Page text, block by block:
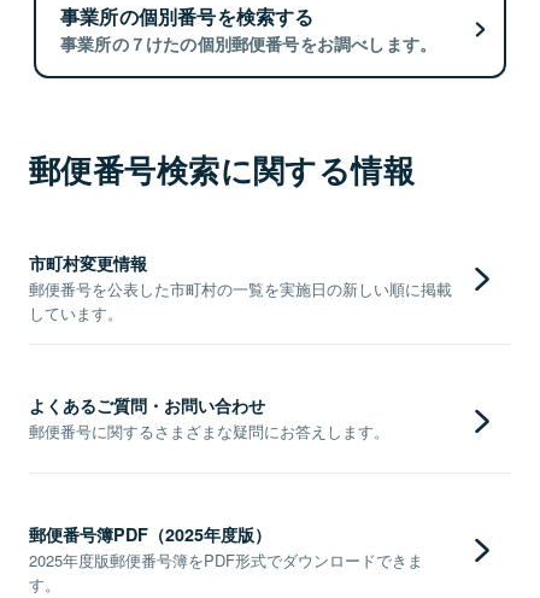
事業所の個別番号を検索する
事業所の７けたの個別郵便番号をお調べします。
郵便番号検索に関する情報
市町村変更情報
郵便番号を公表した市町村の一覧を実施日の新しい順に掲載
しています。
よくあるご質問・お問い合わせ
郵便番号に関するさまざまな疑問にお答えします。
郵便番号簿PDF（2025年度版）
2025年度版郵便番号簿をPDF形式でダウンロードできま
す。